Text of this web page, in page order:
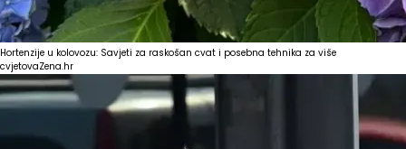
Hortenzije u kolovozu: Savjeti za raskošan cvat i posebna tehnika za više
cvjetovaZena.hr